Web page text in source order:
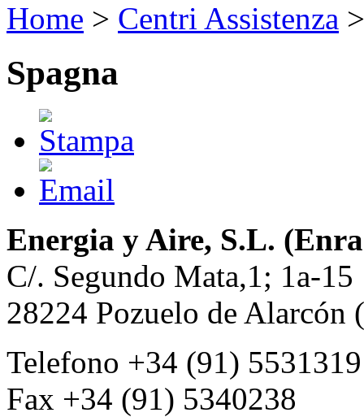
Home > Centri Assistenza
Spagna
Energia y Aire, S.L.
C/. Segundo Mata,1; 1a-15
28224 Pozuelo de Alarcón
Telefono +34 (91) 5531319
Fax +34 (91) 5340238